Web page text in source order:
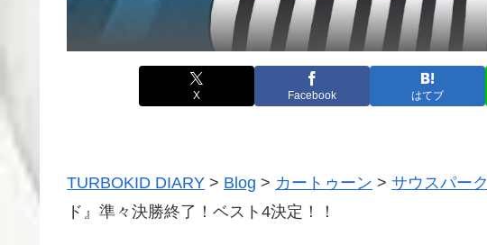
X Facebook はてブ
TURBOKID DIARY > Blog > カートゥーン > サウスパーク
ド』準々決勝終了！ベスト4決定！！